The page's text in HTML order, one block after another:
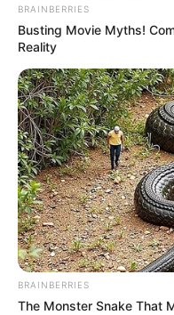
BRAINBERRIES
Busting Movie Myths!
Reality
BRAINBERRIES
The Monster Snake That